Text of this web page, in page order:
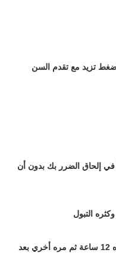
تزيد مع تقدم السن
إلحاق الضرر بك بدون أن
التبول
يفضل القيام بتحليل السكر بعد الصيام لمده 12 ساعة ثم مره أخري بعد